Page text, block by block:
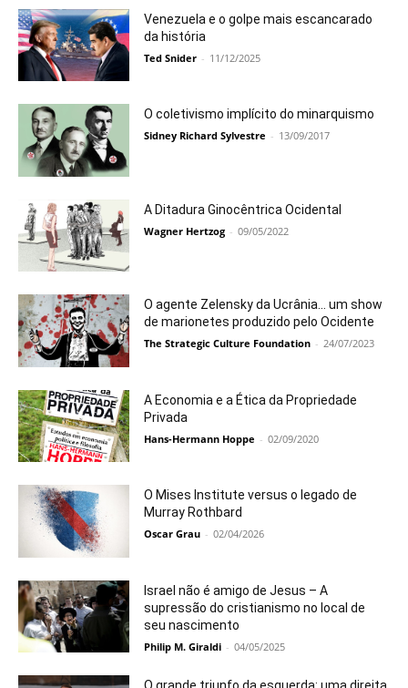
Venezuela e o golpe mais escancarado
da história
Ted Snider - 11/12/2025
O coletivismo implícito do minarquismo
Sidney Richard Sylvestre - 13/09/2017
A Ditadura Ginocêntrica Ocidental
Wagner Hertzog - 09/05/2022
O agente Zelensky da Ucrânia… um show
de marionetes produzido pelo Ocidente
The Strategic Culture Foundation - 24/07/2023
A Economia e a Ética da Propriedade
Privada
Hans-Hermann Hoppe - 02/09/2020
O Mises Institute versus o legado de
Murray Rothbard
Oscar Grau - 02/04/2026
Israel não é amigo de Jesus – A
supressão do cristianismo no local de
seu nascimento
Philip M. Giraldi - 04/05/2025